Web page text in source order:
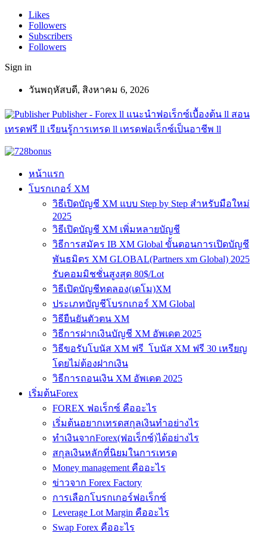
Likes
Followers
Subscribers
Followers
Sign in
วันพฤหัสบดี, สิงหาคม 6, 2026
Publisher - Forex ll แนะนำฟอเร็กซ์เบื้องต้น ll สอน
เทรดฟรี ll เรียนรู้การเทรด ll เทรดฟอเร็กซ์เป็นอาชีพ ll
หน้าแรก
โบรกเกอร์ XM
วิธีเปิดบัญชี XM แบบ Step by Step สำหรับมือใหม่
2025
วิธีเปิดบัญชี XM เพิ่มหลายบัญชี
วิธีการสมัคร IB XM Global ขั้นตอนการเปิดบัญชี
พันธมิตร XM GLOBAL(Partners xm Global) 2025
รับคอมมิชชั่นสูงสุด 80$/Lot
วิธีเปิดบัญชีทดลอง(เดโม)XM
ประเภทบัญชีโบรกเกอร์ XM Global
วิธียืนยันตัวตน XM
วิธีการฝากเงินบัญชี XM อัพเดต 2025
วิธีขอรับโบนัส XM ฟรี โบนัส XM ฟรี 30 เหรียญ
โดยไม่ต้องฝากเงิน
วิธีการถอนเงิน XM อัพเดต 2025
เริ่มต้นForex
FOREX ฟอเร็กซ์ คืออะไร
เริ่มต้นอยากเทรดสกุลเงินทำอย่างไร
ทำเงินจากForex(ฟอเร็กซ์)ได้อย่างไร
สกุลเงินหลักที่นิยมในการเทรด
Money management คืออะไร
ข่าวจาก Forex Factory
การเลือกโบรกเกอร์ฟอเร็กซ์
Leverage Lot Margin คืออะไร
Swap Forex คืออะไร